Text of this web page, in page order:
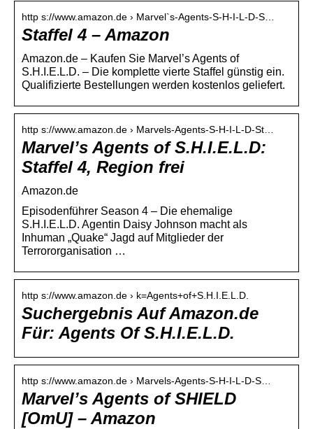
http s://www.amazon.de › Marvel`s-Agents-S-H-I-L-D-S…
Staffel 4 – Amazon
Amazon.de – Kaufen Sie Marvel’s Agents of
S.H.I.E.L.D. – Die komplette vierte Staffel günstig ein.
Qualifizierte Bestellungen werden kostenlos geliefert.
http s://www.amazon.de › Marvels-Agents-S-H-I-L-D-St…
Marvel’s Agents of S.H.I.E.L.D:
Staffel 4, Region frei
Amazon.de
Episodenführer Season 4 – Die ehemalige
S.H.I.E.L.D. Agentin Daisy Johnson macht als
Inhuman „Quake“ Jagd auf Mitglieder der
Terrororganisation …
http s://www.amazon.de › k=Agents+of+S.H.I.E.L.D.
Suchergebnis Auf Amazon.de
Für: Agents Of S.H.I.E.L.D.
http s://www.amazon.de › Marvels-Agents-S-H-I-L-D-S…
Marvel’s Agents of SHIELD
[OmU] – Amazon